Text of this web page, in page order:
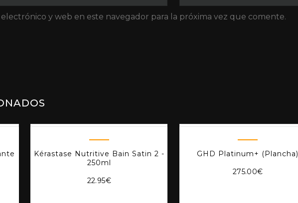
y web en este navegador para la próxima vez que comente.
Kérastase Nutritive Bain Satin 2 -
250ml
22.95€
GHD Platinum+ (plancha)
275.00€